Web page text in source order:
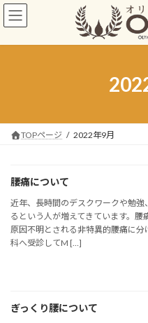
コ
ン
ン
ナ
ビ
ー
TOPページ 2022年9月
腰痛について
近年、長時間のデスクワークや勉
るという人が増えてきています。
原因不明とされる非特異的腰痛に
科へ受診してM […]
ぎっくり腰について